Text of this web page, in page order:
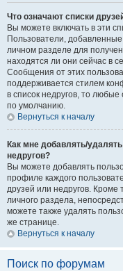
Что означают списки
Вы можете включать в эти
Пользователи,
личном разделе для
находятся ли они сейчас в
Сообщения от этих
поддерживается стилем
в список недругов, то
по умолчанию.
Вернуться к началу
Как мне добавлять/
недругов?
Вы можете добавлять
профиле каждого
друзей или недругов. Кроме
личного раздела,
можете также удалять
же странице.
Вернуться к началу
Поиск по форумам